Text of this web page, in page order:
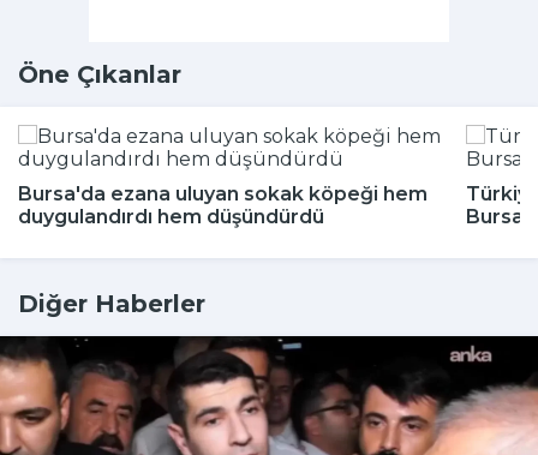
Öne Çıkanlar
Bursa'da ezana uluyan sokak köpeği hem
duygulandırdı hem düşündürdü
Diğer Haberler